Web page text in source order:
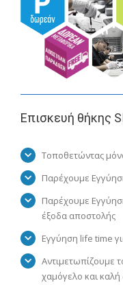
Επισκευή θήκης
Τοποθετώντας
Παρέχουμε
Παρέχουμε
έξοδα αποστολής
Εγγύηση life time
Αντιμετωπίζουμε
χαμόγελο και καλή